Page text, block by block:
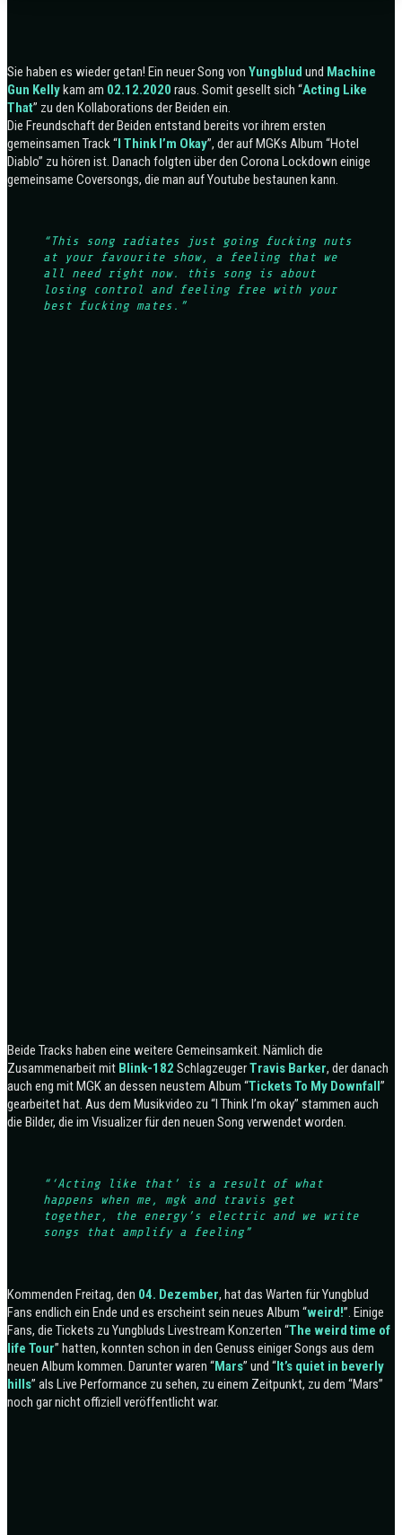
Sie haben es wieder getan! Ein neuer Song von Yungblud und Machine
Gun Kellykam am 02.12.2020 raus. Somit gesellt sich “Acting Like
That” zu den Kollaborations der Beiden ein.
Die Freundschaft der Beiden entstand bereits vor ihrem ersten
gemeinsamen Track “I Think I’m Okay”, der auf MGKs Album “Hotel
Diablo” zu hören ist. Danach folgten über den Corona Lockdown einige
gemeinsame Coversongs, die man auf Youtube bestaunen kann.
“This song radiates just going fucking nuts
at your favourite show, a feeling that we
all need right now. this song is about
losing control and feeling free with your
best fucking mates.”
Beide Tracks haben eine weitere Gemeinsamkeit. Nämlich die
Zusammenarbeit mit Blink-182 SchlagzeugerTravis Barker, der danach
auch eng mit MGK an dessen neustem Album “Tickets To My Downfall”
gearbeitet hat. Aus dem Musikvideo zu “I Think I’m okay” stammen auch
die Bilder, die im Visualizer für den neuen Song verwendet worden.
“‘Acting like that’ is a result of what
happens when me, mgk and travis get
together, the energy’s electric and we write
songs that amplify a feeling”
Kommenden Freitag, den 04. Dezember, hat das Warten für Yungblud
Fans endlich ein Ende und es erscheint sein neues Album “weird!”. Einige
Fans, die Tickets zu Yungbluds Livestream Konzerten “The weird time of
life Tour” hatten, konnten schon in den Genuss einiger Songs aus dem
neuen Album kommen. Darunter waren “Mars” und “It’s quiet in beverly
hills” als Live Performance zu sehen, zu einem Zeitpunkt, zu dem “Mars”
noch gar nicht offiziell veröffentlicht war.